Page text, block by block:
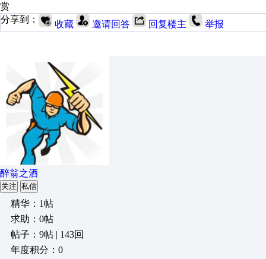
赏
分享到：
收藏 邀请回答 回复楼主 举报
醉翁之酒
关注 私信
精华：1帖
求助：0帖
帖子：9帖 | 143回
年度积分：0